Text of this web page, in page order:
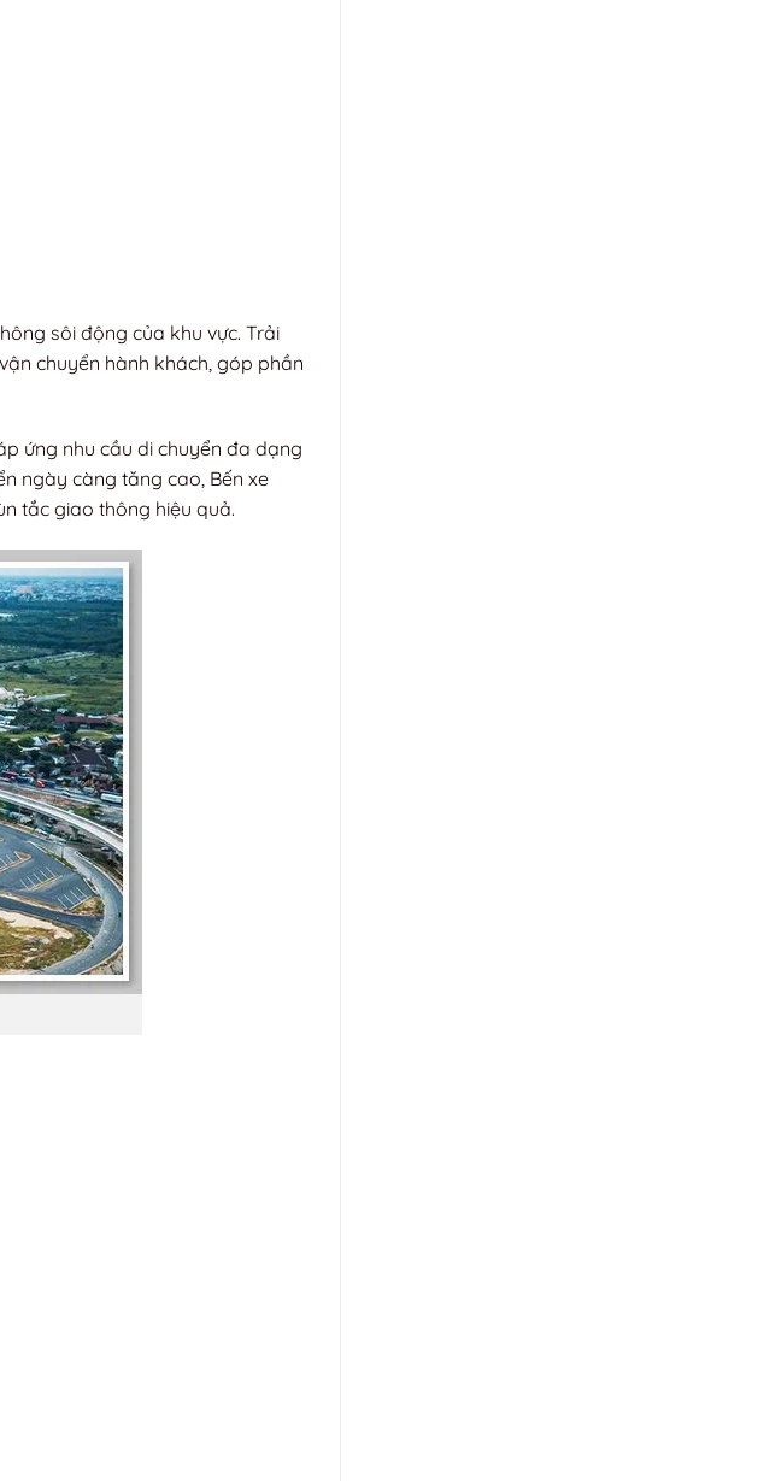
sôi động của khu vực. Trải
chuyển hành khách, góp phần
ứng nhu cầu di chuyển đa dạng
ngày càng tăng cao, Bến xe
tắc giao thông hiệu quả.